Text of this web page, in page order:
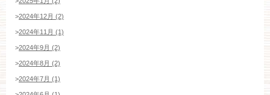
>2024年12月 (2)
>2024年11月 (1)
>2024年9月 (2)
>2024年8月 (2)
>2024年7月 (1)